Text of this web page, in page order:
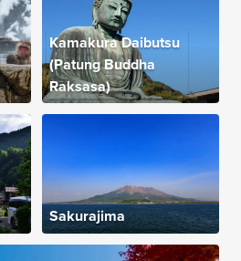
Kamakura Daibutsu
(Patung Buddha
Raksasa)
Sakurajima